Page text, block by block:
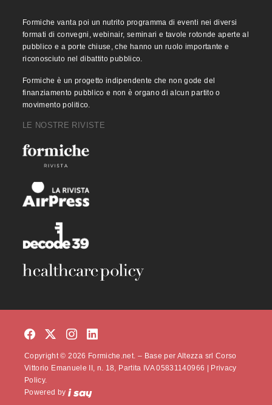
Formiche vanta poi un nutrito programma di eventi nei diversi
formati di convegni, webinair, seminari e tavole rotonde aperte al
pubblico e a porte chiuse, che hanno un ruolo importante e
riconosciuto nel dibattito pubblico.
Formiche è un progetto indipendente che non gode del
finanziamento pubblico e non è organo di alcun partito o
movimento politico.
LE NOSTRE RIVISTE
Copyright © 2026 Formiche.net. – Base per Altezza srl Corso
Vittorio Emanuele II, n. 18, Partita IVA 05831140966 |
Privacy
Policy.
Powered by